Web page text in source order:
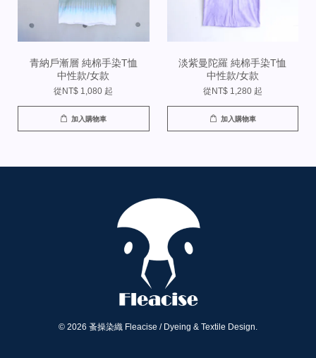
青納戶漸層 純棉手染T恤
中性款/女款
從 NT$ 1,080 起
加入購物車
淡紫曼陀羅 純棉手染T恤
中性款/女款
從 NT$ 1,280 起
加入購物車
© 2026 蚤操染織 Fleacise / Dyeing & Textile Design.